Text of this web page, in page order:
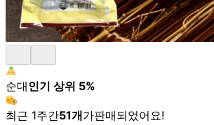
순대인기 상위 5%
최근 1주간51개가판매되었어요!